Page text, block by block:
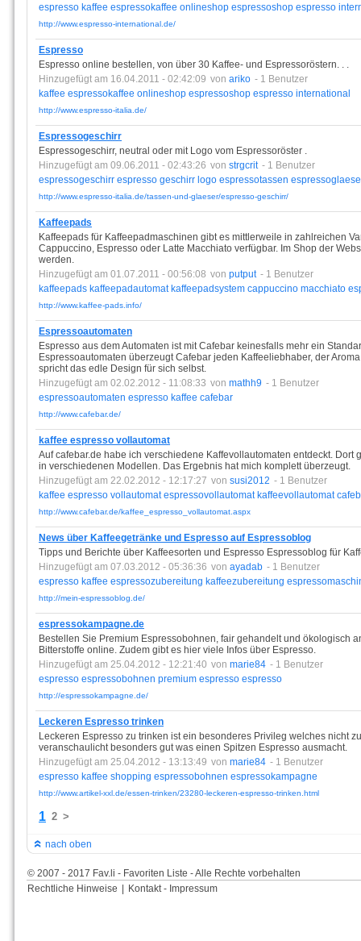
espresso kaffee espressokaffee onlineshop espressoshop espresso
http://www.espresso-international.de/
Espresso
Espresso online bestellen, von über 30 Kaffee- und Espressoröstern. . .
Hinzugefügt am 16.04.2011 - 02:42:09 von ariko - 1 Benutzer
kaffee espressokaffee onlineshop espressoshop espresso international
http://www.espresso-italia.de/
Espressogeschirr
Espressogeschirr, neutral oder mit Logo vom Espressoröster .
Hinzugefügt am 09.06.2011 - 02:43:26 von strgcrit - 1 Benutzer
espressogeschirr espresso geschirr logo espressotassen
http://www.espresso-italia.de/tassen-und-glaeser/espresso-geschirr/
Kaffeepads
Kaffeepads für Kaffeepadmaschinen gibt es mittlerweile in zahlreichen
Cappuccino, Espresso oder Latte Macchiato verfügbar. Im Shop der
werden.
Hinzugefügt am 01.07.2011 - 00:56:08 von putput - 1 Benutzer
kaffeepads kaffeepadautomat kaffeepadsystem cappuccino macchiato
http://www.kaffee-pads.info/
Espressoautomaten
Espresso aus dem Automaten ist mit Cafebar keinesfalls mehr ein
Espressoautomaten überzeugt Cafebar jeden Kaffeeliebhaber, der
spricht das edle Design für sich selbst.
Hinzugefügt am 02.02.2012 - 11:08:33 von mathh9 - 1 Benutzer
espressoautomaten espresso kaffee cafebar
http://www.cafebar.de/
kaffee espresso vollautomat
Auf cafebar.de habe ich verschiedene Kaffevollautomaten entdeckt. Dort
in verschiedenen Modellen. Das Ergebnis hat mich komplett überzeugt.
Hinzugefügt am 22.02.2012 - 12:17:27 von susi2012 - 1 Benutzer
kaffee espresso vollautomat espressovollautomat kaffeevollautomat
http://www.cafebar.de/kaffee_espresso_vollautomat.aspx
News über Kaffeegetränke und Espresso auf Espressoblog
Tipps und Berichte über Kaffeesorten und Espresso Espressoblog für
Hinzugefügt am 07.03.2012 - 05:36:36 von ayadab - 1 Benutzer
espresso kaffee espressozubereitung kaffeezubereitung
http://mein-espressoblog.de/
espressokampagne.de
Bestellen Sie Premium Espressobohnen, fair gehandelt und ökologisch
Bitterstoffe online. Zudem gibt es hier viele Infos über Espresso.
Hinzugefügt am 25.04.2012 - 12:21:40 von marie84 - 1 Benutzer
espresso espressobohnen premium espresso espresso
http://espressokampagne.de/
Leckeren Espresso trinken
Leckeren Espresso zu trinken ist ein besonderes Privileg welches nicht
veranschaulicht besonders gut was einen Spitzen Espresso ausmacht.
Hinzugefügt am 25.04.2012 - 13:13:49 von marie84 - 1 Benutzer
espresso kaffee shopping espressobohnen espressokampagne
http://www.artikel-xxl.de/essen-trinken/23280-leckeren-espresso-trinken.html
1 2 >
nach oben
© 2007 - 2017 Fav.li - Favoriten Liste - Alle Rechte vorbehalten
Rechtliche Hinweise
Kontakt - Impressum